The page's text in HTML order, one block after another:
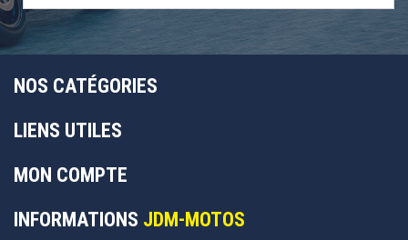
NOS CATÉGORIES
LIENS UTILES
MON COMPTE
INFORMATIONS JDM-MOTOS